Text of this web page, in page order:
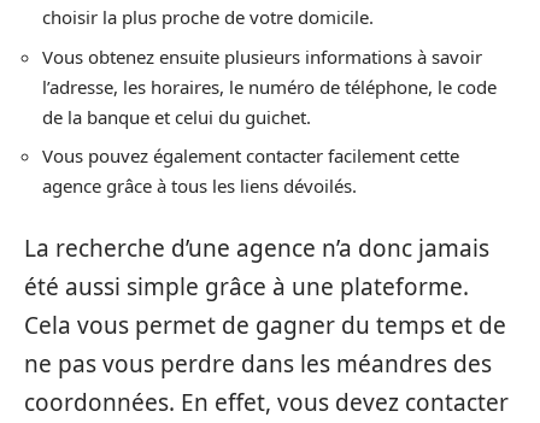
choisir la plus proche de votre domicile.
Vous obtenez ensuite plusieurs informations à savoir
l’adresse, les horaires, le numéro de téléphone, le code
de la banque et celui du guichet.
Vous pouvez également contacter facilement cette
agence grâce à tous les liens dévoilés.
La recherche d’une agence n’a donc jamais
été aussi simple grâce à une plateforme.
Cela vous permet de gagner du temps et de
ne pas vous perdre dans les méandres des
coordonnées. En effet, vous devez contacter